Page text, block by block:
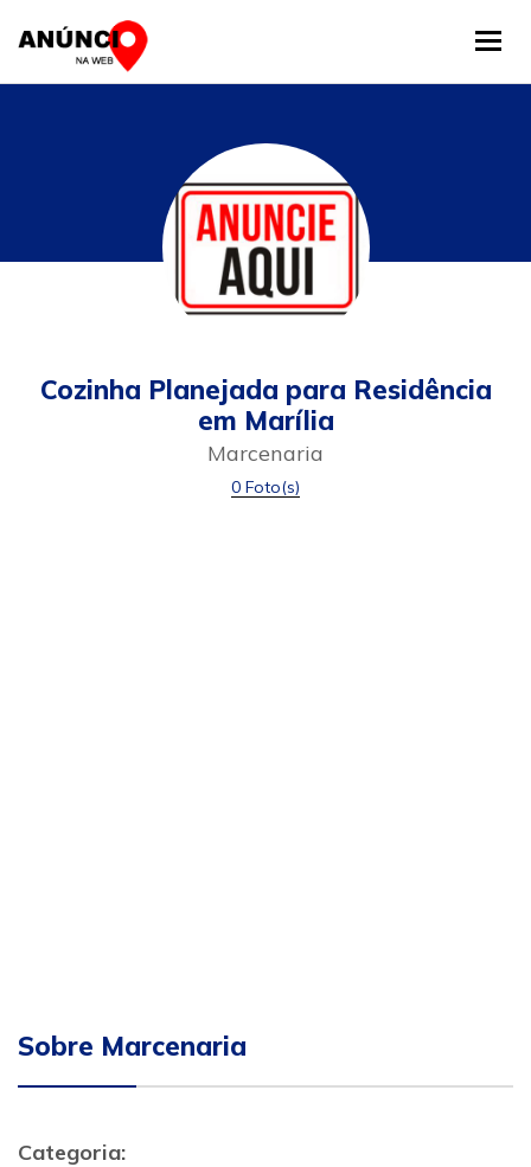
Cozinha Planejada para Residência
em Marília
Marcenaria
0 Foto(s)
Sobre Marcenaria
Categoria: